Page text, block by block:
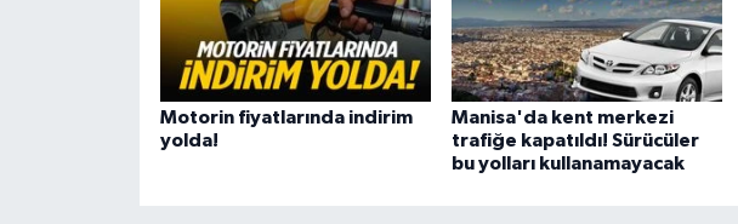
Motorin fiyatlarında indirim
yolda!
Manisa'da kent merkezi
trafiğe kapatıldı! Sürücüler
bu yolları kullanamayacak